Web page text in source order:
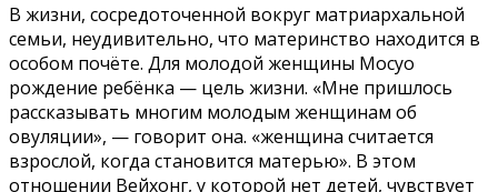
В жизни, сосредоточенной вокруг матриархальной
семьи, неудивительно, что материнство находится в
особом почёте. Для молодой женщины Мосуо
рождение ребёнка — цель жизни. «Мне пришлось
рассказывать многим молодым женщинам об
овуляции», — говорит она. «женщина считается
взрослой, когда становится матерью». В этом
отношении Вейхонг, у которой нет детей, чувствует